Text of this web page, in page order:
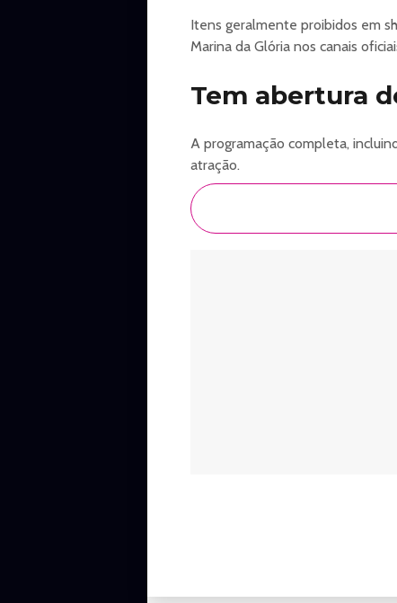
Itens geralmente proibidos em
Marina da Glória nos canais
Tem abertura
A programação completa,
atração.